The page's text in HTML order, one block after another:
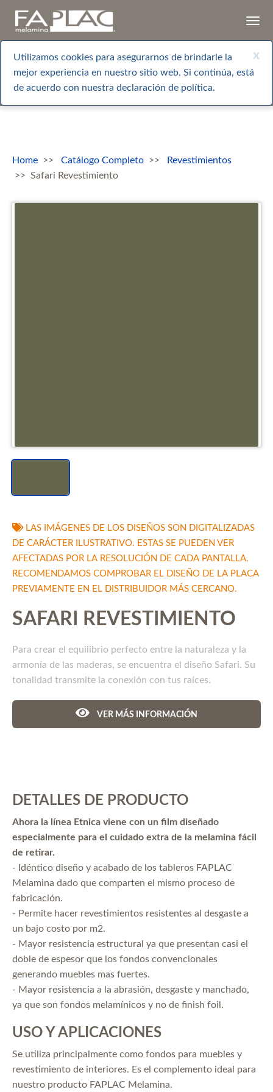
x
Utilizamos cookies para asegurarnos de brindarle la
mejor experiencia en nuestro sitio web. Si continúa, está
de acuerdo con nuestra declaración de política.
Home Catálogo Completo
Revestimientos
Safari Revestimiento
LAS IMÁGENES DE LOS DISEÑOS SON DIGITALIZADAS
DE CARÁCTER ILUSTRATIVO. ESTAS SE PUEDEN VER
AFECTADAS POR LA RESOLUCIÓN DE CADA PANTALLA.
RECOMENDAMOS COMPROBAR EL DISEÑO DE LA PLACA
PREVIAMENTE EN EL DISTRIBUIDOR MÁS CERCANO.
SAFARI REVESTIMIENTO
Para crear el equilibrio perfecto entre la naturaleza y la
armonía de las maderas, se encuentra el diseño Safari. Su
tonalidad transmite la conexión con tus raíces.
VER MÁS INFORMACIÓN
DETALLES DE PRODUCTO
Ahora la línea Etnica viene con un film diseñado
especialmente para el cuidado extra de la melamina fácil
de retirar.
- Idéntico diseño y acabado de los tableros FAPLAC
Melamina dado que comparten el mismo proceso de
fabricación.
- Permite hacer revestimientos resistentes al desgaste a
un bajo costo por m2.
- Mayor resistencia estructural ya que presentan casi el
doble de espesor que los fondos convencionales
generando muebles mas fuertes.
- Mayor resistencia a la abrasión, desgaste y manchado,
ya que son fondos melamínicos y no de finish foil.
USO Y APLICACIONES
Se utiliza principalmente como fondos para muebles y
revestimiento de interiores. Es el complemento ideal para
nuestro producto FAPLAC Melamina.